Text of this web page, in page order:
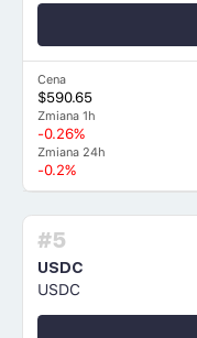
Cena
$590.65
Zmiana 1h
-0.26%
Zmiana 24h
-0.2%
#5
USDC
USDC